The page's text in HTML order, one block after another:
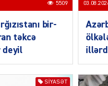
5509
bir-
təkcə
deyil
SIYASƏT